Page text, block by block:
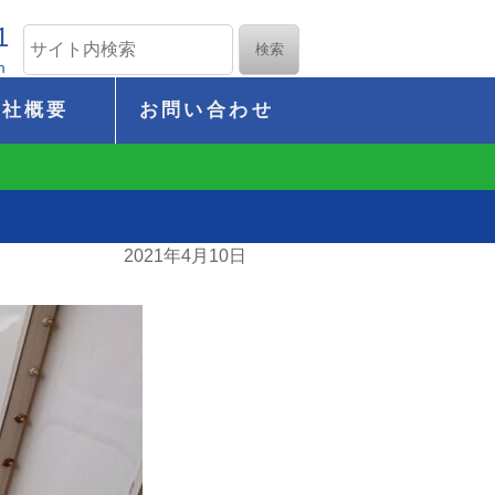
概要 お問い合わせ
2021年4月10日